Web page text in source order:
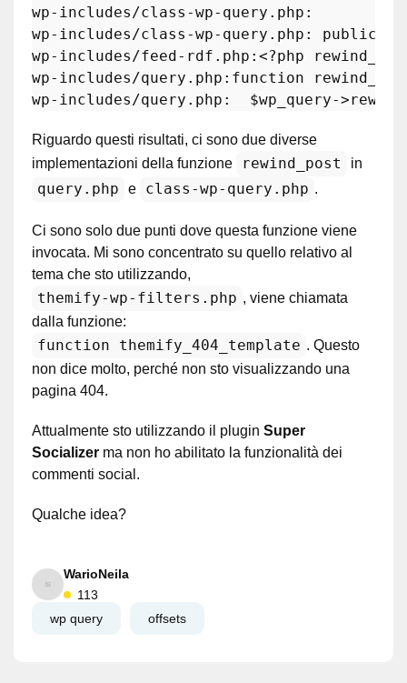
wp-includes/class-wp-query .php :
wp-includes/class-wp-query .php : public
wp-includes/feed-rdf .php :<?php
wp-includes/query .php :function
wp-includes/query .php :  $wp_query->
Riguardo questi risultati, ci sono due diverse
implementazioni della funzione
rewind_post in
query.php e class-wp-query.php .
Ci sono solo due punti dove questa funzione viene
invocata. Mi sono concentrato su quello relativo al
tema che sto utilizzando,
themify-wp-filters.php , viene chiamata
dalla funzione:
function themify_404_template . Questo
non dice molto, perché non sto visualizzando una
pagina 404.
Attualmente sto utilizzando il plugin Super
Socializer ma non ho abilitato la funzionalità dei
commenti social.
Qualche idea?
WarioNeila
113
wp query
offsets